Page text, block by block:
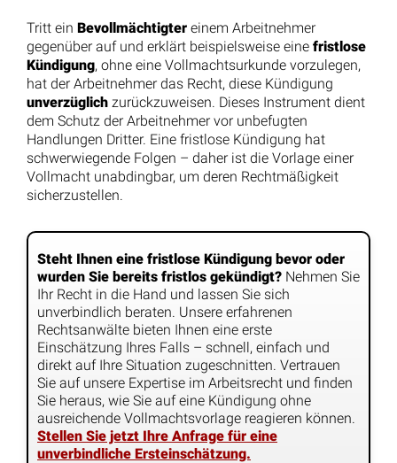
Tritt ein Bevollmächtigter einem Arbeitnehmer
gegenüber auf und erklärt beispielsweise eine fristlose
Kündigung, ohne eine Vollmachtsurkunde vorzulegen,
hat der Arbeitnehmer das Recht, diese Kündigung
unverzüglich zurückzuweisen. Dieses Instrument dient
dem Schutz der Arbeitnehmer vor unbefugten
Handlungen Dritter. Eine fristlose Kündigung hat
schwerwiegende Folgen – daher ist die Vorlage einer
Vollmacht unabdingbar, um deren Rechtmäßigkeit
sicherzustellen.
Steht Ihnen eine fristlose Kündigung bevor oder
wurden Sie bereits fristlos gekündigt? Nehmen Sie
Ihr Recht in die Hand und lassen Sie sich
unverbindlich beraten. Unsere erfahrenen
Rechtsanwälte bieten Ihnen eine erste
Einschätzung Ihres Falls – schnell, einfach und
direkt auf Ihre Situation zugeschnitten. Vertrauen
Sie auf unsere Expertise im Arbeitsrecht und finden
Sie heraus, wie Sie auf eine Kündigung ohne
ausreichende Vollmachtsvorlage reagieren können.
Stellen Sie jetzt Ihre Anfrage für eine
unverbindliche Ersteinschätzung.